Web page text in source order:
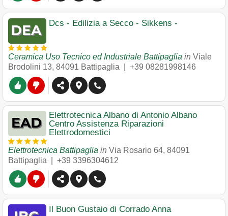
Dcs - Edilizia a Secco - Sikkens -
Ceramica Uso Tecnico ed Industriale Battipaglia in Viale
Brodolini 13, 84091 Battipaglia +39 08281998146
Elettrotecnica Albano di Antonio Albano
Centro Assistenza Riparazioni
Elettrodomestici
Elettrotecnica Battipaglia in Via Rosario 64, 84091
Battipaglia
+39 3396304612
Il Buon Gustaio di Corrado Anna